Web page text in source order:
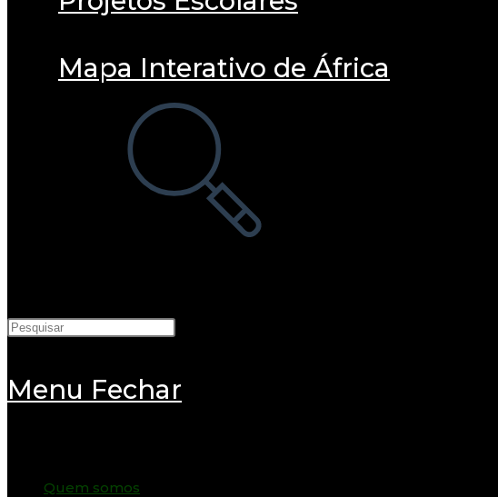
Mapa Interativo de África
Menu Fechar
Quem somos